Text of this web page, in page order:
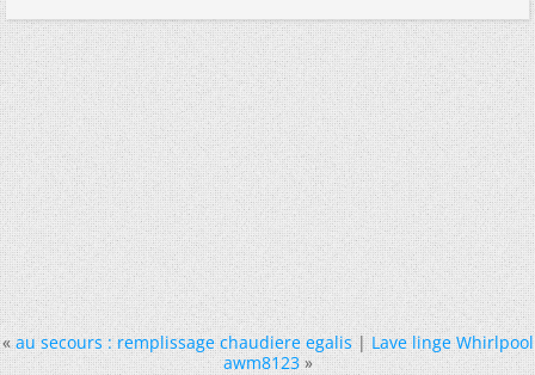
« au secours : remplissage chaudiere egalis|Lave linge Whirlpool
awm8123 »